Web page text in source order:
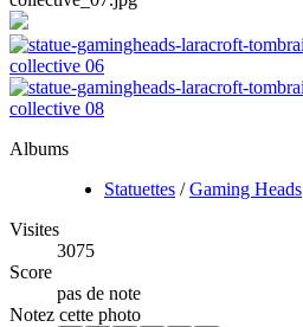
Albums
Statuettes /Gaming Heads
Visites
3075
Score
pas de note
Notez cette photo